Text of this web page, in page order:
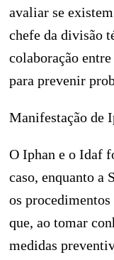
avaliar se
chefe da divisão
colaboração
para prevenir
Manifestação de
O Iphan e o Idaf
caso, enquanto a
os procedimentos
que, ao tomar
medidas